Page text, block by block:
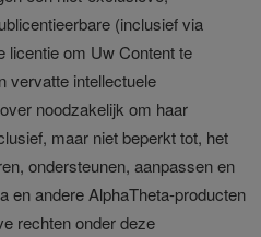
(inclusief via
licentie om Uw Content te
vervatte intellectuele
noodzakelijk om haar
maar niet beperkt tot, het
ondersteunen, aanpassen en
en andere AlphaTheta-producten
rechten onder deze